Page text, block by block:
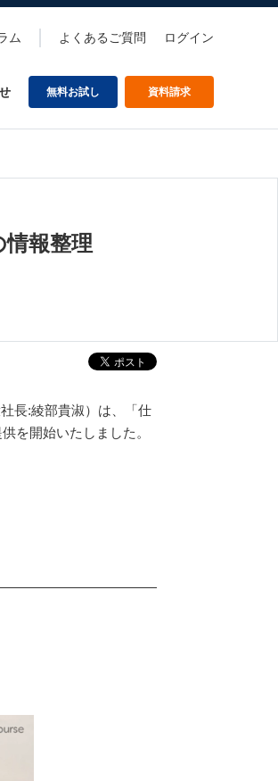
ム よくあるご質問 ログイン
無料お試し 資料請求
報整理
長:綾部貴淑）は、「仕
を開始いたしました。